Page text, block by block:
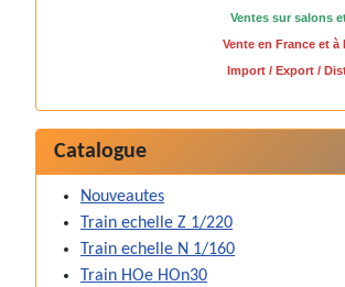
Ventes sur salons
Vente en France et à
Import / Export /
Catalogue
Nouveautes
Train echelle Z 1/220
Train echelle N 1/160
Train HOe HOn30